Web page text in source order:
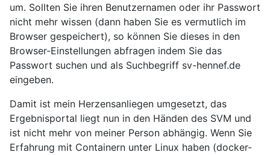
um. Sollten Sie ihren Benutzernamen oder ihr Passwort
nicht mehr wissen (dann haben Sie es vermutlich im
Browser gespeichert), so können Sie dieses in den
Browser-Einstellungen abfragen indem Sie das
Passwort suchen und als Suchbegriff sv-hennef.de
eingeben.
Damit ist mein Herzensanliegen umgesetzt, das
Ergebnisportal liegt nun in den Händen des SVM und
ist nicht mehr von meiner Person abhängig. Wenn Sie
Erfahrung mit Containern unter Linux haben (docker-